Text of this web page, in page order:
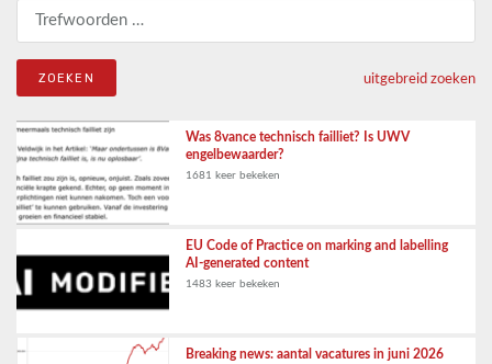
Zoeken naar:
uitgebreid zoeken
Was 8vance technisch failliet? Is UWV
engelbewaarder?
1681 keer bekeken
EU Code of Practice on marking and labelling
AI-generated content
1483 keer bekeken
Breaking news: aantal vacatures in juni 2026